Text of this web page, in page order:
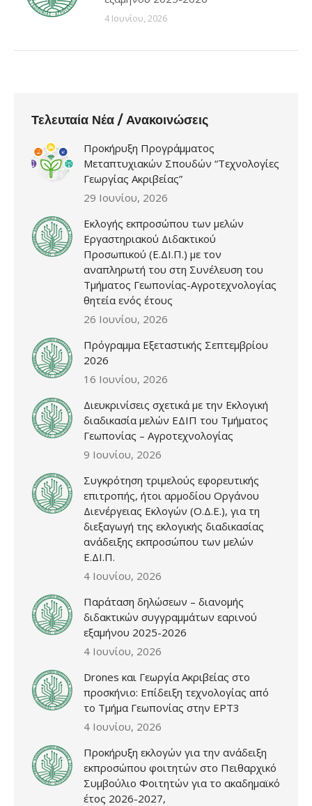
4 Ιουνίου, 2026
Τελευταία Νέα / Ανακοινώσεις
Προκήρυξη Προγράμματος
Μεταπτυχιακών Σπουδών “Τεχνολογίες
Γεωργίας Ακριβείας”
29 Ιουνίου, 2026
Εκλογής εκπροσώπου των μελών
Εργαστηριακού Διδακτικού
Προσωπικού (Ε.ΔΙ.Π.) με τον
αναπληρωτή του στη Συνέλευση του
Τμήματος Γεωπονίας-Αγροτεχνολογίας
θητεία ενός έτους
26 Ιουνίου, 2026
Πρόγραμμα Εξεταστικής Σεπτεμβρίου
2026
16 Ιουνίου, 2026
Διευκρινίσεις σχετικά με την Εκλογική
διαδικασία μελών ΕΔΙΠ του Τμήματος
Γεωπονίας – Αγροτεχνολογίας
9 Ιουνίου, 2026
Συγκρότηση τριμελούς εφορευτικής
επιτροπής, ήτοι αρμοδίου Οργάνου
Διενέργειας Εκλογών (Ο.Δ.Ε.), για τη
διεξαγωγή της εκλογικής διαδικασίας
ανάδειξης εκπροσώπου των μελών
Ε.ΔΙ.Π.
4 Ιουνίου, 2026
Παράταση δηλώσεων – διανομής
διδακτικών συγγραμμάτων εαρινού
εξαμήνου 2025-2026
4 Ιουνίου, 2026
Drones και Γεωργία Ακριβείας στο
προσκήνιο: Επίδειξη τεχνολογίας από
το Τμήμα Γεωπονίας στην ΕΡΤ3
4 Ιουνίου, 2026
Προκήρυξη εκλογών για την ανάδειξη
εκπροσώπου φοιτητών στο Πειθαρχικό
Συμβούλιο Φοιτητών για το ακαδημαϊκό
έτος 2026-2027,